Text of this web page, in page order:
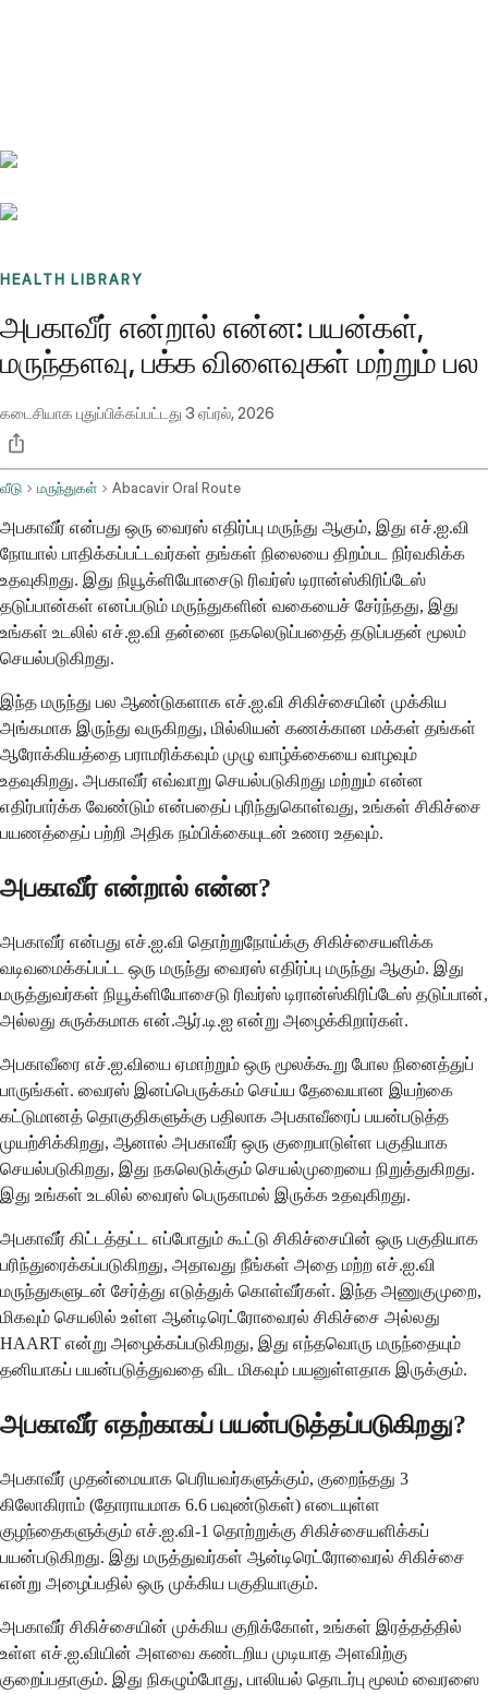
HEALTH LIBRARY
அபகாவீர் என்றால் என்ன: பயன்கள்,
மருந்தளவு, பக்க விளைவுகள் மற்றும் பல
கடைசியாக புதுப்பிக்கப்பட்டது 3 ஏப்ரல், 2026
வீடு மருந்துகள் Abacavir Oral Route
அபகாவீர் என்பது ஒரு வைரஸ் எதிர்ப்பு மருந்து ஆகும், இது எச்.ஐ.வி
நோயால் பாதிக்கப்பட்டவர்கள் தங்கள் நிலையை திறம்பட நிர்வகிக்க
உதவுகிறது. இது நியூக்ளியோசைடு ரிவர்ஸ் டிரான்ஸ்கிரிப்டேஸ்
தடுப்பான்கள் எனப்படும் மருந்துகளின் வகையைச் சேர்ந்தது, இது
உங்கள் உடலில் எச்.ஐ.வி தன்னை நகலெடுப்பதைத் தடுப்பதன் மூலம்
செயல்படுகிறது.
இந்த மருந்து பல ஆண்டுகளாக எச்.ஐ.வி சிகிச்சையின் முக்கிய
அங்கமாக இருந்து வருகிறது, மில்லியன் கணக்கான மக்கள் தங்கள்
ஆரோக்கியத்தை பராமரிக்கவும் முழு வாழ்க்கையை வாழவும்
உதவுகிறது. அபகாவீர் எவ்வாறு செயல்படுகிறது மற்றும் என்ன
எதிர்பார்க்க வேண்டும் என்பதைப் புரிந்துகொள்வது, உங்கள் சிகிச்சை
பயணத்தைப் பற்றி அதிக நம்பிக்கையுடன் உணர உதவும்.
அபகாவீர் என்றால் என்ன?
அபகாவீர் என்பது எச்.ஐ.வி தொற்றுநோய்க்கு சிகிச்சையளிக்க
வடிவமைக்கப்பட்ட ஒரு மருந்து வைரஸ் எதிர்ப்பு மருந்து ஆகும். இது
மருத்துவர்கள் நியூக்ளியோசைடு ரிவர்ஸ் டிரான்ஸ்கிரிப்டேஸ் தடுப்பான்,
அல்லது சுருக்கமாக என்.ஆர்.டி.ஐ என்று அழைக்கிறார்கள்.
அபகாவீரை எச்.ஐ.வியை ஏமாற்றும் ஒரு மூலக்கூறு போல நினைத்துப்
பாருங்கள். வைரஸ் இனப்பெருக்கம் செய்ய தேவையான இயற்கை
கட்டுமானத் தொகுதிகளுக்கு பதிலாக அபகாவீரைப் பயன்படுத்த
முயற்சிக்கிறது, ஆனால் அபகாவீர் ஒரு குறைபாடுள்ள பகுதியாக
செயல்படுகிறது, இது நகலெடுக்கும் செயல்முறையை நிறுத்துகிறது.
இது உங்கள் உடலில் வைரஸ் பெருகாமல் இருக்க உதவுகிறது.
அபகாவீர் கிட்டத்தட்ட எப்போதும் கூட்டு சிகிச்சையின் ஒரு பகுதியாக
பரிந்துரைக்கப்படுகிறது, அதாவது நீங்கள் அதை மற்ற எச்.ஐ.வி
மருந்துகளுடன் சேர்த்து எடுத்துக் கொள்வீர்கள். இந்த அணுகுமுறை,
மிகவும் செயலில் உள்ள ஆன்டிரெட்ரோவைரல் சிகிச்சை அல்லது
HAART என்று அழைக்கப்படுகிறது, இது எந்தவொரு மருந்தையும்
தனியாகப் பயன்படுத்துவதை விட மிகவும் பயனுள்ளதாக இருக்கும்.
அபகாவீர் எதற்காகப் பயன்படுத்தப்படுகிறது?
அபகாவீர் முதன்மையாக பெரியவர்களுக்கும், குறைந்தது 3
கிலோகிராம் (தோராயமாக 6.6 பவுண்டுகள்) எடையுள்ள
குழந்தைகளுக்கும் எச்.ஐ.வி-1 தொற்றுக்கு சிகிச்சையளிக்கப்
பயன்படுகிறது. இது மருத்துவர்கள் ஆன்டிரெட்ரோவைரல் சிகிச்சை
என்று அழைப்பதில் ஒரு முக்கிய பகுதியாகும்.
அபகாவீர் சிகிச்சையின் முக்கிய குறிக்கோள், உங்கள் இரத்தத்தில்
உள்ள எச்.ஐ.வியின் அளவை கண்டறிய முடியாத அளவிற்கு
குறைப்பதாகும். இது நிகழும்போது, ​​பாலியல் தொடர்பு மூலம் வைரஸை